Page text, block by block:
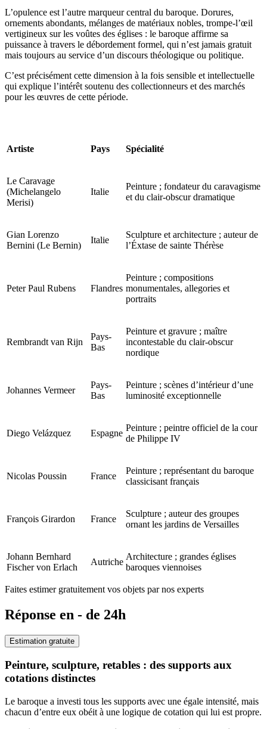
L’opulence est l’autre marqueur central du baroque. Dorures,
ornements abondants, mélanges de matériaux nobles, trompe-l’œil
vertigineux sur les voûtes des églises : le baroque affirme sa
puissance à travers le débordement formel, qui n’est jamais gratuit
mais toujours au service d’un discours théologique ou politique.
C’est précisément cette dimension à la fois sensible et intellectuelle
qui explique l’intérêt soutenu des collectionneurs et des marchés
pour les œuvres de cette période.
Artiste Pays Spécialité
Le Caravage
(Michelangelo
Merisi)
Italie
Peinture ; fondateur du caravagisme
et du clair-obscur dramatique
Gian Lorenzo
Bernini (Le Bernin)
Italie
Sculpture et architecture ; auteur de
l’Éxtase de sainte Thérèse
Peter Paul Rubens Flandres
Peinture ; compositions
monumentales, allegories et
portraits
Rembrandt van Rijn
Pays-
Bas
Peinture et gravure ; maître
incontestable du clair-obscur
nordique
Johannes Vermeer
Pays-
Bas
Peinture ; scènes d’intérieur d’une
luminosité exceptionnelle
Diego Velázquez Espagne
Peinture ; peintre officiel de la cour
de Philippe IV
Nicolas Poussin France
Peinture ; représentant du baroque
classicisant français
François Girardon France
Sculpture ; auteur des groupes
ornant les jardins de Versailles
Johann Bernhard
Fischer von Erlach
Autriche
Architecture ; grandes églises
baroques viennoises
Faites estimer gratuitement vos objets par nos experts
Réponse en - de 24h
Estimation gratuite
Peinture, sculpture, retables : des supports aux
cotations distinctes
Le baroque a investi tous les supports avec une égale intensité, mais
chacun d’entre eux obéit à une logique de cotation qui lui est propre.